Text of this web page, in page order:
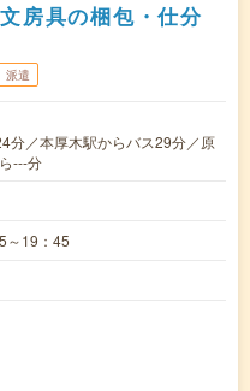
房具の梱包・仕分
派遣
分／本厚木駅からバス29分／原
---分
～19：45